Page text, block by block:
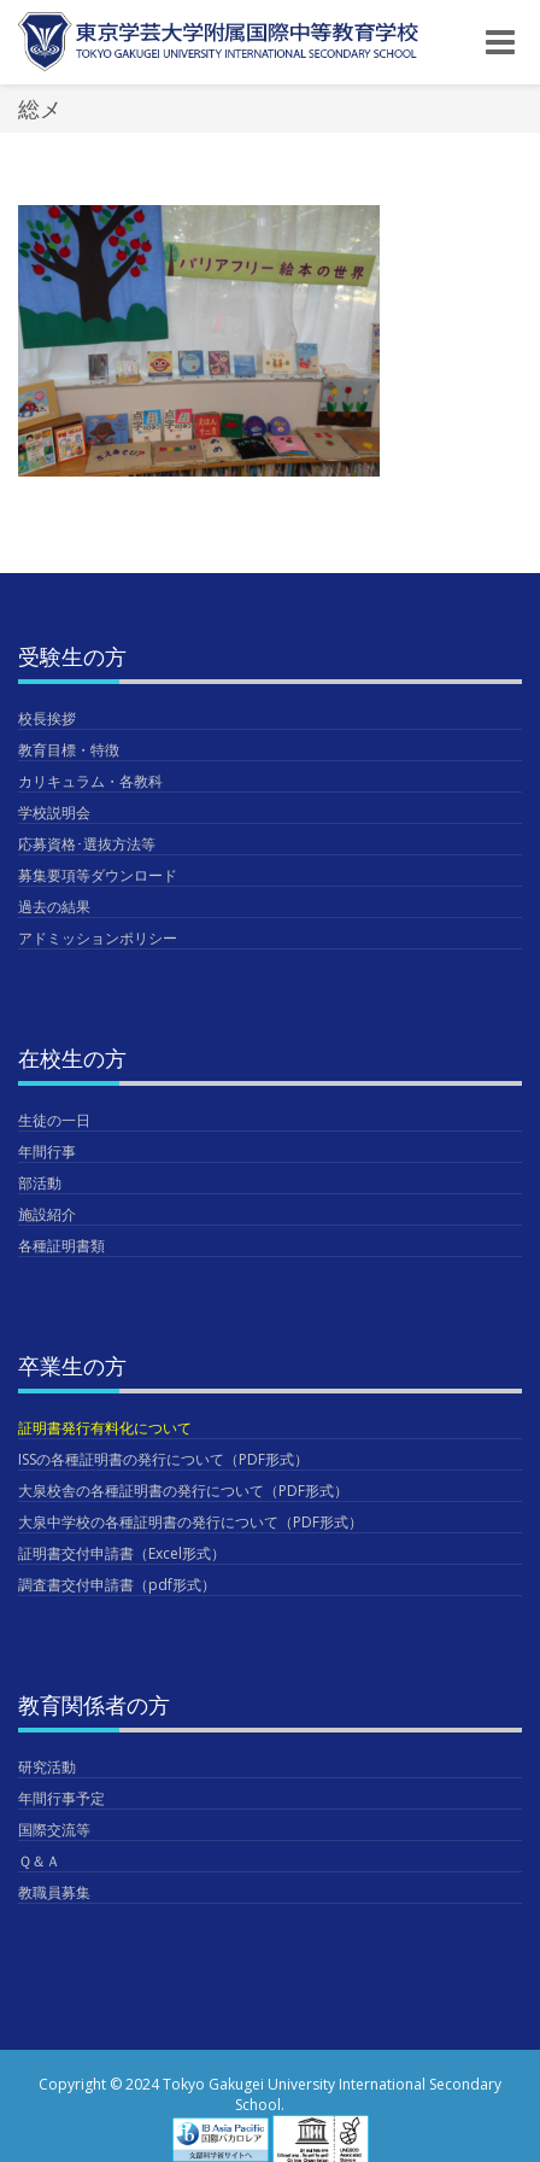
Toggle
総メ
受験生の方
校長挨拶
教育目標・特徴
カリキュラム・各教科
学校説明会
応募資格･選抜方法等
募集要項等ダウンロード
過去の結果
アドミッションポリシー
在校生の方
生徒の一日
年間行事
部活動
施設紹介
各種証明書類
卒業生の方
証明書発行有料化について
ISSの各種証明書の発行について（PDF形式）
大泉校舎の各種証明書の発行について（PDF形式）
大泉中学校の各種証明書の発行について（PDF形式）
証明書交付申請書（Excel形式）
調査書交付申請書（pdf形式）
教育関係者の方
研究活動
年間行事予定
国際交流等
Ｑ＆Ａ
教職員募集
Copyright © 2024 Tokyo Gakugei University International Secondary
School.